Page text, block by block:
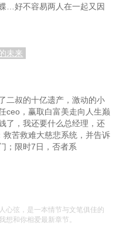
…好不容易两人在一起又因
未来
二叔的十亿遗产，激动的小
ceo，赢取白富美走向人生巅
了，我还要什么总经理，还
苦救难大慈悲系统，并告诉
；限时7日，否者系
心弦，是一本情节与文笔俱佳的
想和你相爱最新章节。